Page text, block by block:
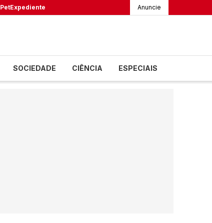
PetExpediente Anuncie
SOCIEDADE CIÊNCIA ESPECIAIS